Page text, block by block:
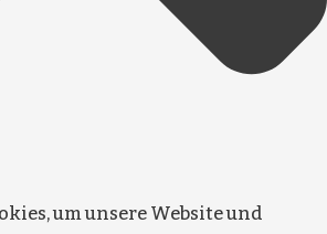
um unsere Website und